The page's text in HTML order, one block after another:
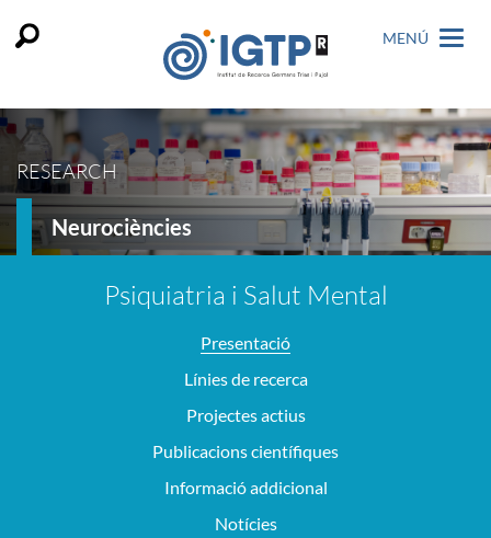
MENÚ
RESEARCH
Neurociències
Psiquiatria i Salut Mental
Presentació
Línies de recerca
Projectes actius
Publicacions científiques
Informació addicional
Notícies